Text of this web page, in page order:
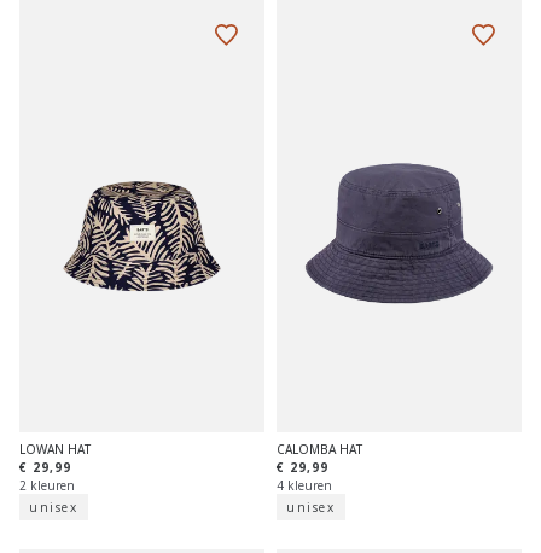
LOWAN HAT
€ 29,99
2 kleuren
unisex
CALOMBA HAT
€ 29,99
4 kleuren
unisex